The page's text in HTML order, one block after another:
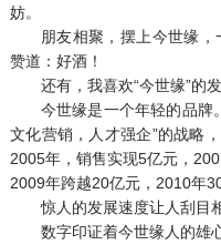
妨。
朋友相聚，摆上今世缘
赞道：好酒！
还有，我喜欢“今世缘”的发
今世缘是一个年轻的品牌
文化营销，人才强企”的战略
2005年，销售实现5亿元，
2009年跨越20亿元，2010年30
惊人的发展速度让人刮目
数字印证着今世缘人的雄